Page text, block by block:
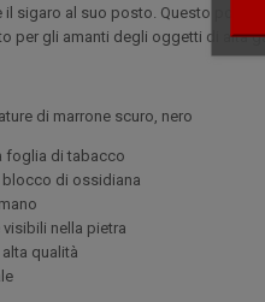
il sigaro al suo posto. Questo
per gli amanti degli oggetti di alta
di marrone scuro, nero
foglia di tabacco
blocco di ossidiana
nella pietra
qualità